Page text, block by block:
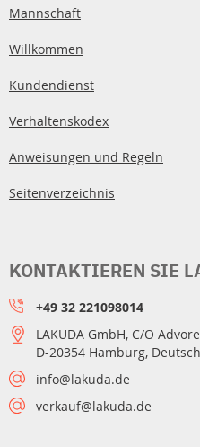
Mannschaft
Willkommen
Kundendienst
Verhaltenskodex
Anweisungen und Regeln
Seitenverzeichnis
KONTAKTIEREN SIE
+49 32 221098014
LAKUDA GmbH, C/O
D-20354 Hamburg,
info@lakuda.de
verkauf@lakuda.de